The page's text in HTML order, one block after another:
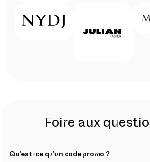
Foire aux
Qu'est-ce qu'un code promo ?